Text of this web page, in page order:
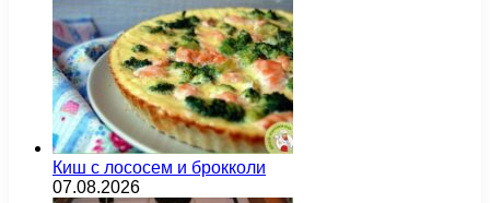
Киш с лососем и брокколи
07.08.2026